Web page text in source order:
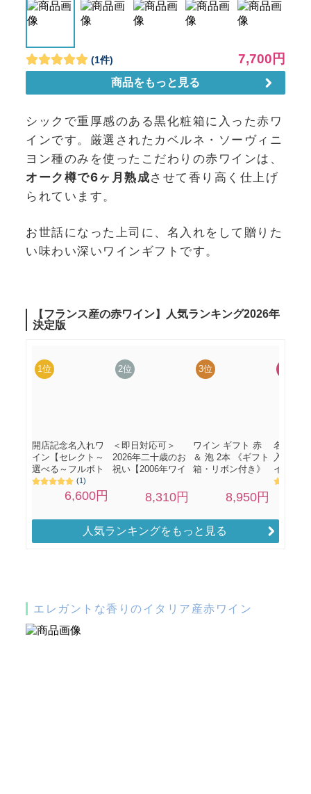
シックで重厚感のある黒化粧箱に入った赤ワ
インです。厳選されたカベルネ・ソーヴィニ
ヨン種のみを使ったこだわりの赤ワインは、
オーク樽で6ヶ月熟成させて香り高く仕上げ
られています。
お世話になった上司に、名入れをして贈りた
い味わい深いワインギフトです。
人気ランキングをもっと見る
エレガントな香りのイタリア産赤ワイン